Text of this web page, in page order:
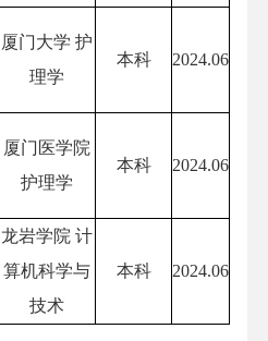
厦门大学 护
理学
本科 2024.06
厦门医学院
护理学
本科 2024.06
龙岩学院 计
算机科学与
技术
本科 2024.06